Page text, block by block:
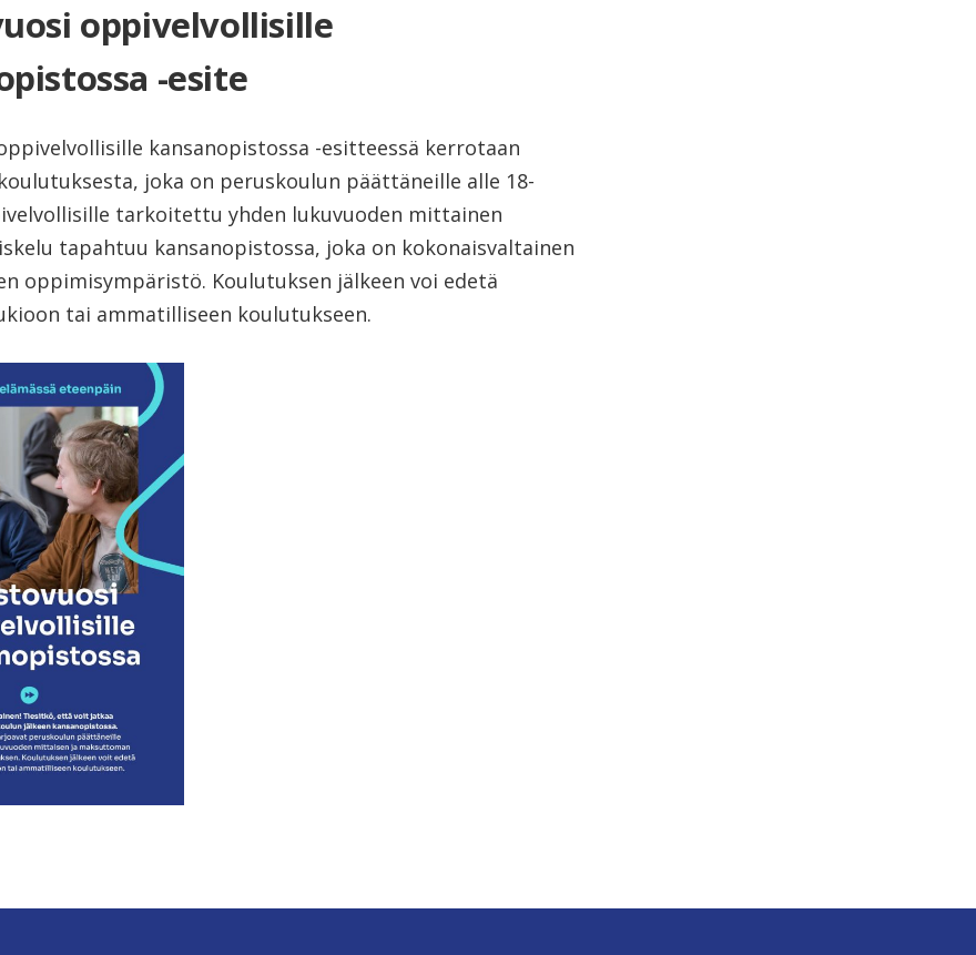
oppivelvollisille
-esite
kansanopistossa -esitteessä kerrotaan
joka on peruskoulun päättäneille alle 18-
tarkoitettu yhden lukuvuoden mittainen
tapahtuu kansanopistossa, joka on kokonaisvaltainen
oppimisympäristö. Koulutuksen jälkeen voi edetä
tai ammatilliseen koulutukseen.